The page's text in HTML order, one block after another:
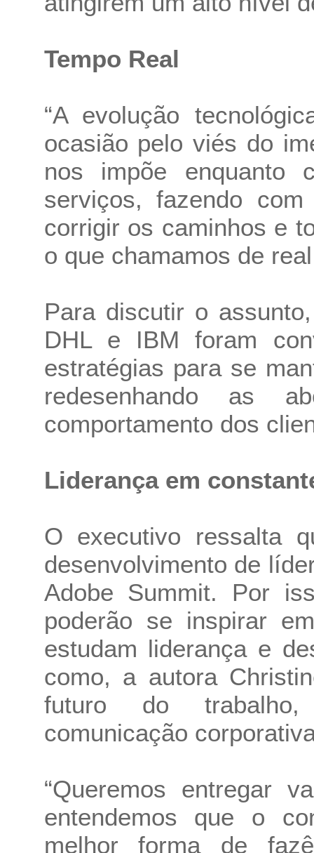
Tempo Real
“A evolução
ocasião pelo viés do
nos impõe enquanto
serviços, fazendo
corrigir os caminhos e
o que chamamos de
Para discutir o
DHL e IBM foram
estratégias para se
redesenhando as
comportamento dos
Liderança em
O executivo ressalta
desenvolvimento de
Adobe Summit. Por
poderão se inspirar
estudam liderança e
como, a autora
futuro do
comunicação
“Queremos entregar
entendemos que o
melhor forma de